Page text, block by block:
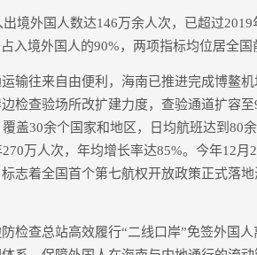
外国人数达146万余人次，已超过2019
入境外国人的90%，两项指标均位居全国
往来自由便利，海南已推进完成博鳌机
检查验场所改扩建力度，查验通道扩容
盖30余个国家和地区，日均航班达到80
万人次，年均增长率达85%。今年12
志着全国首个第七航权开放政策正式落
查总站高效履行“二线口岸”免签外国人